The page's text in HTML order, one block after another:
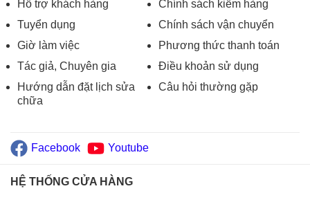
Hỗ trợ khách hàng
Tuyển dụng
Giờ làm việc
Tác giả, Chuyên gia
Hướng dẫn đặt lịch sửa
chữa
Chính sách kiểm hàng
Chính sách vận chuyển
Phương thức thanh toán
Điều khoản sử dụng
Câu hỏi thường gặp
Facebook Youtube
HỆ THỐNG CỬA HÀNG